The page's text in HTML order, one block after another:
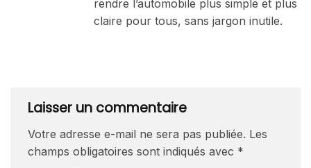
rendre l’automobile plus simple et plus
claire pour tous, sans jargon inutile.
Laisser un commentaire
Votre adresse e-mail ne sera pas publiée. Les
champs obligatoires sont indiqués avec *